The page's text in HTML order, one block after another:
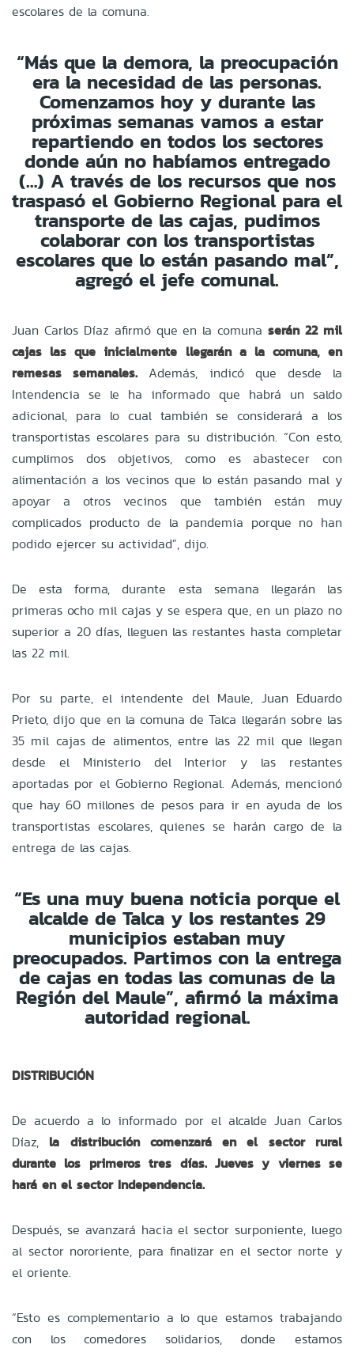
escolares de la comuna.
“Más que la demora, la preocupación
era la necesidad de las personas.
Comenzamos hoy y durante las
próximas semanas vamos a estar
repartiendo en todos los sectores
donde aún no habíamos entregado
(…) A través de los recursos que nos
traspasó el Gobierno Regional para el
transporte de las cajas, pudimos
colaborar con los transportistas
escolares que lo están pasando mal”,
agregó el jefe comunal.
Juan Carlos Díaz afirmó que en la comunaserán 22 mil
cajas las que inicialmente llegarán a la comuna, en
remesas semanales. Además, indicó que desde la
Intendencia se le ha informado que habrá un saldo
adicional, para lo cual también se considerará a los
transportistas escolares para su distribución. “Con esto,
cumplimos dos objetivos, como es abastecer con
alimentación a los vecinos que lo están pasando mal y
apoyar a otros vecinos que también están muy
complicados producto de la pandemia porque no han
podido ejercer su actividad”, dijo.
De esta forma, durante esta semana llegarán las
primeras ocho mil cajas y se espera que, en un plazo no
superior a 20 días, lleguen las restantes hasta completar
las 22 mil.
Por su parte, el intendente del Maule, Juan Eduardo
Prieto, dijo que en la comuna de Talca llegarán sobre las
35 mil cajas de alimentos, entre las 22 mil que llegan
desde el Ministerio del Interior y las restantes
aportadas por el Gobierno Regional. Además, mencionó
que hay 60 millones de pesos para ir en ayuda de los
transportistas escolares, quienes se harán cargo de la
entrega de las cajas.
“Es una muy buena noticia porque el
alcalde de Talca y los restantes 29
municipios estaban muy
preocupados. Partimos con la entrega
de cajas en todas las comunas de la
Región del Maule”, afirmó la máxima
autoridad regional.
DISTRIBUCIÓN
De acuerdo a lo informado por el alcalde Juan Carlos
Díaz, la distribución comenzará en el sector rural
durante los primeros tres días. Jueves y viernes se
hará en el sector Independencia.
Después, se avanzará hacia el sector surponiente, luego
al sector nororiente, para finalizar en el sector norte y
el oriente.
“Esto es complementario a lo que estamos trabajando
con los comedores solidarios, donde estamos